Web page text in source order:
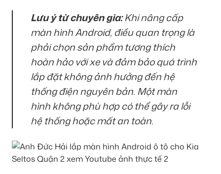
Lưu ý từ chuyên gia:Khi nâng cấp
màn hình Android, điều quan trọng là
phải chọn sản phẩm tương thích
hoàn hảo với xe và đảm bảo quá trình
lắp đặt không ảnh hưởng đến hệ
thống điện nguyên bản. Một màn
hình không phù hợp có thể gây ra lỗi
hệ thống hoặc mất an toàn.